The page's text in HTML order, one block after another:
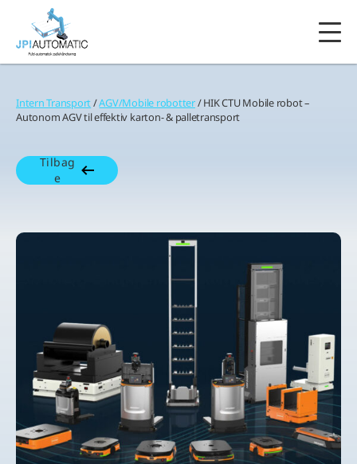
Intern Transport/AGV/Mobile robotter/ HIK CTU Mobile robot –
Autonom AGV til effektiv karton- & palletransport
Tilbag
e